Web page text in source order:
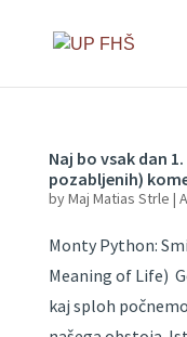
Naj bo vsak dan
pozabljenih)
byMaj Matias Strle |
Monty Python:
Meaning of Life)
kaj sploh